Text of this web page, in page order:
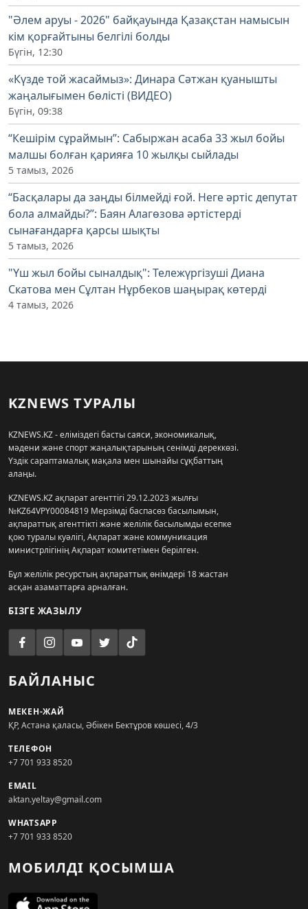
"Әлем аруы - 2026" байқауында Қазақстан намысын
кім қорғайтыны белгілі болды
Бүгін, 12:30
«Күзде той жасаймыз»: Динара Сәтжан қуанышты
жаңалығымен бөлісті (ВИДЕО)
Бүгін, 09:38
“Кешірім сұраймын”: Сабыржан асаба 33 жыл бойы
малшы болған қарияға 10 жылқы сыйлады
5 тамыз, 2026
“Басқалары да заңды білмейді ғой. Неге әртіс депутат
бола алмайды?”: Баян Алагөзова әртістерді
сынағандарға қарсы шықты
5 тамыз, 2026
"Үш жыл бойы сыналдық": Тележүргізуші Диана
Скатова мен Сұлтан Нұрбеков шаңырақ көтерді
4 тамыз, 2026
KZNEWS ТУРАЛЫ
KZNEWS.KZ - еліміздегі басты саяси, экономикалық,
мәдени және спорт жаңалықтарының сенімді дереккөзі.
Үздік сараптамалық мақала мен шынайы сұқбаттың
алаңы.
KZNEWS.KZ ақпарат агенттігі 29.12.2023 жылғы
№KZ64VPY00084819 Мерзімді баспасөз басылымын,
ақпараттық агенттікті және желілік басылымды есепке
қою туралы куәлігі, Ақпарат және коммуникация
министрлігінің Ақпарат комитетімен берілген.
Бұл желілік ресурстың ақпараттық өнімдері 18 жастан
асқан азаматтарға арналған.
БІЗГЕ ЖАЗЫЛУ
БАЙЛАНЫС
МЕКЕН-ЖАЙ
ҚР, Астана қаласы, Әбікен Бектұров көшесі, 4/3
ТЕЛЕФОН
+7 701 933 8520
EMAIL
aktan.yeltay@gmail.com
WHATSAPP
+7 701 933 8520
МОБИЛДІ ҚОСЫМША